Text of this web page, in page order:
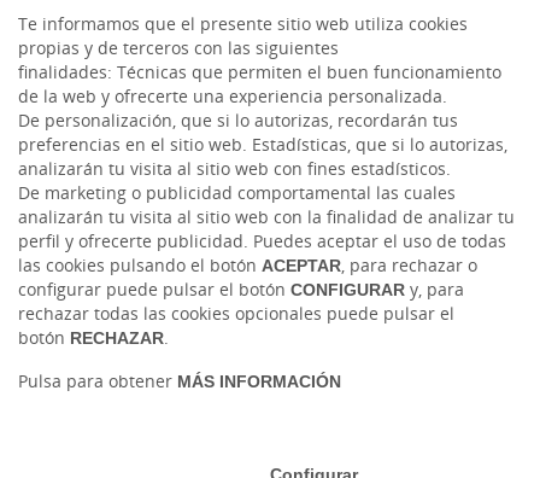
Te informamos que el presente sitio web utiliza cookies
propias y de terceros con las siguientes
finalidades: Técnicas que permiten el buen funcionamiento
de la web y ofrecerte una experiencia personalizada.
De personalización, que si lo autorizas, recordarán tus
preferencias en el sitio web. Estadísticas, que si lo autorizas,
analizarán tu visita al sitio web con fines estadísticos.
De marketing o publicidad comportamental las cuales
analizarán tu visita al sitio web con la finalidad de analizar tu
perfil y ofrecerte publicidad. Puedes aceptar el uso de todas
las cookies pulsando el botón ACEPTAR, para rechazar o
configurar puede pulsar el botón CONFIGURAR y, para
rechazar todas las cookies opcionales puede pulsar el
botón RECHAZAR.
Pulsa para obtener MÁS INFORMACIÓN
YouTube
LinkedIn
Cambio de moneda Global Exchange